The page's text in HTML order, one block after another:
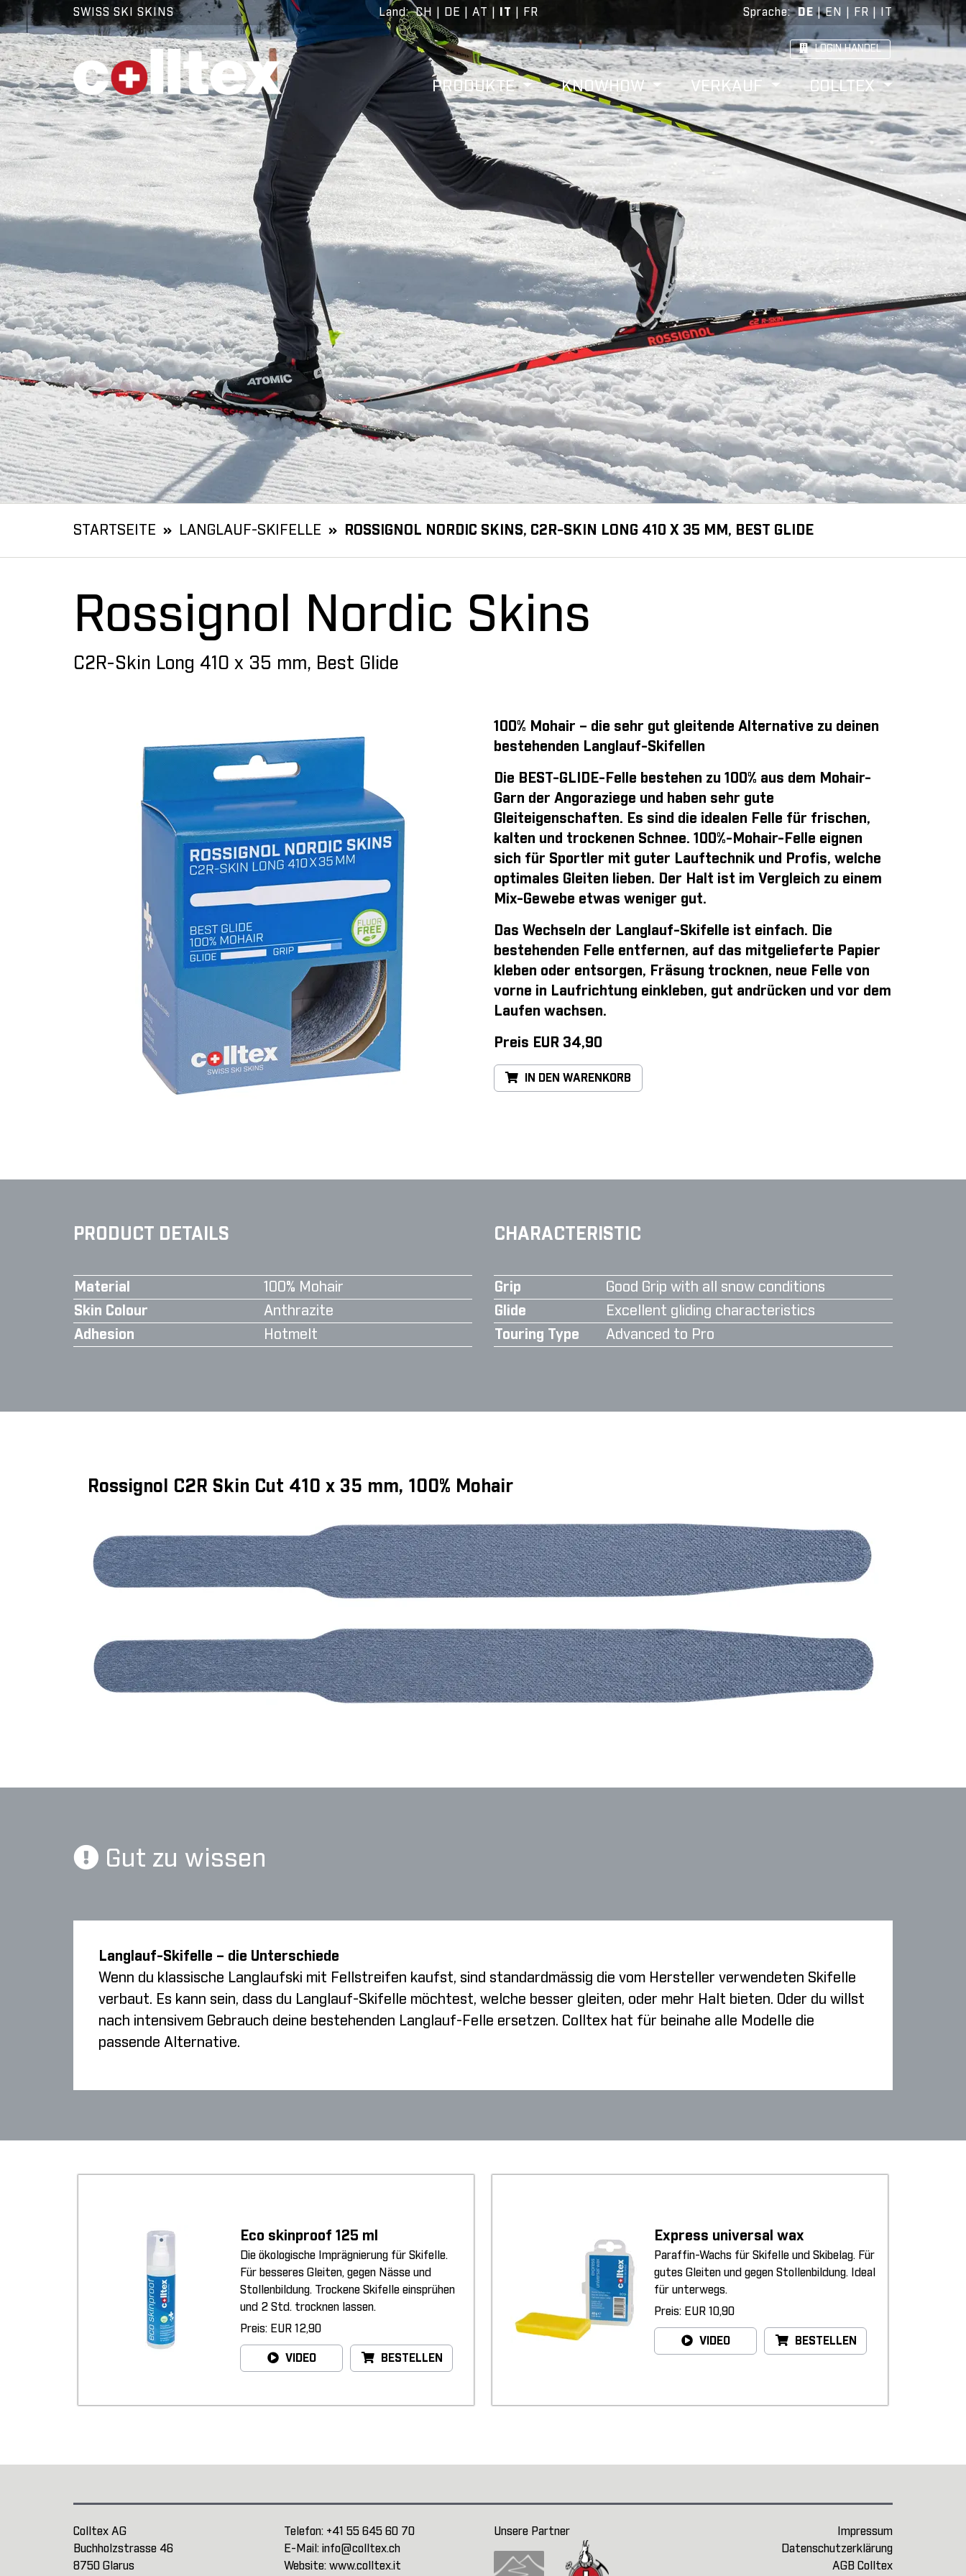
SWISS SKI SKINS Land:CH DE AT IT FR Sprache: DE |EN FR IT
LOGIN HANDEL
PRODUKTE KNOWHOW VERKAUF COLLTEX
STARTSEITE LANGLAUF-SKIFELLE ROSSIGNOL NORDIC SKINS, C2R-SKIN LONG 410 X 35 MM, BEST GLIDE
Rossignol Nordic Skins
C2R-Skin Long 410 x 35 mm, Best Glide
100% Mohair – die sehr gut gleitende Alternative zu deinen
bestehenden Langlauf-Skifellen
Die BEST-GLIDE-Felle bestehen zu 100% aus dem Mohair-
Garn der Angoraziege und haben sehr gute
Gleiteigenschaften. Es sind die idealen Felle für frischen,
kalten und trockenen Schnee. 100%-Mohair-Felle eignen
sich für Sportler mit guter Lauftechnik und Profis, welche
optimales Gleiten lieben. Der Halt ist im Vergleich zu einem
Mix-Gewebe etwas weniger gut.
Das Wechseln der Langlauf-Skifelle ist einfach. Die
bestehenden Felle entfernen, auf das mitgelieferte Papier
kleben oder entsorgen, Fräsung trocknen, neue Felle von
vorne in Laufrichtung einkleben, gut andrücken und vor dem
Laufen wachsen.
Preis EUR 34,90
IN DEN WARENKORB
PRODUCT DETAILS
Material
100% Mohair
Skin Colour
Anthrazite
Adhesion
Hotmelt
CHARACTERISTIC
Grip
Good Grip with all snow conditions
Glide
Excellent gliding characteristics
Touring Type
Advanced to Pro
Rossignol C2R Skin Cut 410 x 35 mm, 100% Mohair
Gut zu wissen
Langlauf-Skifelle – die Unterschiede
Wenn du klassische Langlaufski mit Fellstreifen kaufst, sind standardmässig die vom Hersteller verwendeten Skifelle
verbaut. Es kann sein, dass du Langlauf-Skifelle möchtest, welche besser gleiten, oder mehr Halt bieten. Oder du willst
nach intensivem Gebrauch deine bestehenden Langlauf-Felle ersetzen. Colltex hat für beinahe alle Modelle die
passende Alternative.
Eco skinproof 125 ml
Die ökologische Imprägnierung für Skifelle.
Für besseres Gleiten, gegen Nässe und
Stollenbildung. Trockene Skifelle einsprühen
und 2 Std. trocknen lassen.
Preis: EUR 12,90
VIDEO BESTELLEN
Express universal wax
Paraffin-Wachs für Skifelle und Skibelag. Für
gutes Gleiten und gegen Stollenbildung. Ideal
für unterwegs.
Preis: EUR 10,90
VIDEO BESTELLEN
Colltex AG
Buchholzstrasse 46
8750 Glarus
Telefon: +41 55 645 60 70
E-Mail: info@colltex.ch
Website: www.colltex.it
Unsere Partner
Impressum
Datenschutzerklärung
AGB Colltex